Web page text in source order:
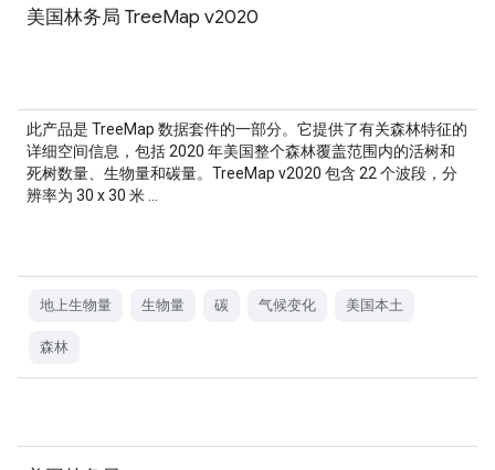
美国林务局 TreeMap v2020
此产品是 TreeMap 数据套件的一部分。它提供了有关森林特征的
详细空间信息，包括 2020 年美国整个森林覆盖范围内的活树和
死树数量、生物量和碳量。TreeMap v2020 包含 22 个波段，分
辨率为 30 x 30 米 …
地上生物量 生物量 碳 气候变化 美国本土
森林